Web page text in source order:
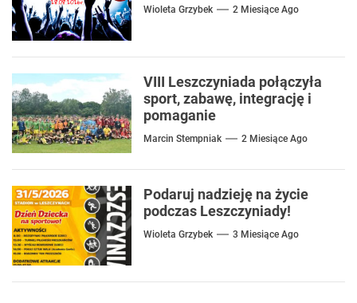
Wioleta Grzybek 2 Miesiące Ago
VIII Leszczyniada połączyła
sport, zabawę, integrację i
pomaganie
Marcin Stempniak 2 Miesiące Ago
Podaruj nadzieję na życie
podczas Leszczyniady!
Wioleta Grzybek 3 Miesiące Ago